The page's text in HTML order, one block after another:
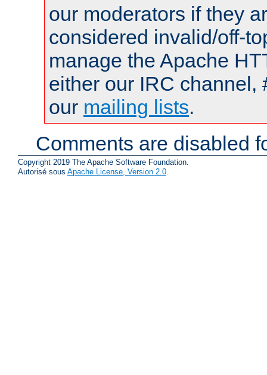
our moderators if they
considered invalid/off-
manage the Apache
either our IRC channel,
our mailing lists.
Comments are disabled
Copyright 2019 The Apache Software Foundation.
Autorisé sous Apache License, Version 2.0